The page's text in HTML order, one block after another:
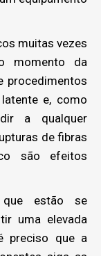
muitas vezes
momento da
procedimentos
e, como
a qualquer
de fibras
são efeitos
estão se
uma elevada
preciso que a